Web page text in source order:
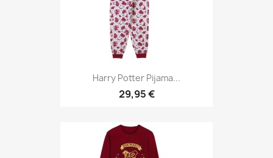
Harry Potter Pijama...
29,95 €